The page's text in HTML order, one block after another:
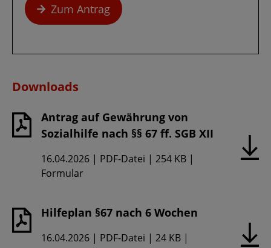
Zum Antrag
Downloads
Antrag auf Gewährung von
Sozialhilfe nach §§ 67 ff. SGB XII
Hochgeladen
am
16.04.2026 Dateiformat
PDF-Datei Dateigröße
254 KB
Schlagwörter
Formular,
Hilfeplan §67 nach 6 Wochen
Hochgeladen
16.04.2026 Dateiformat
PDF-Datei Dateigröße
24 KB
Schlagwörter